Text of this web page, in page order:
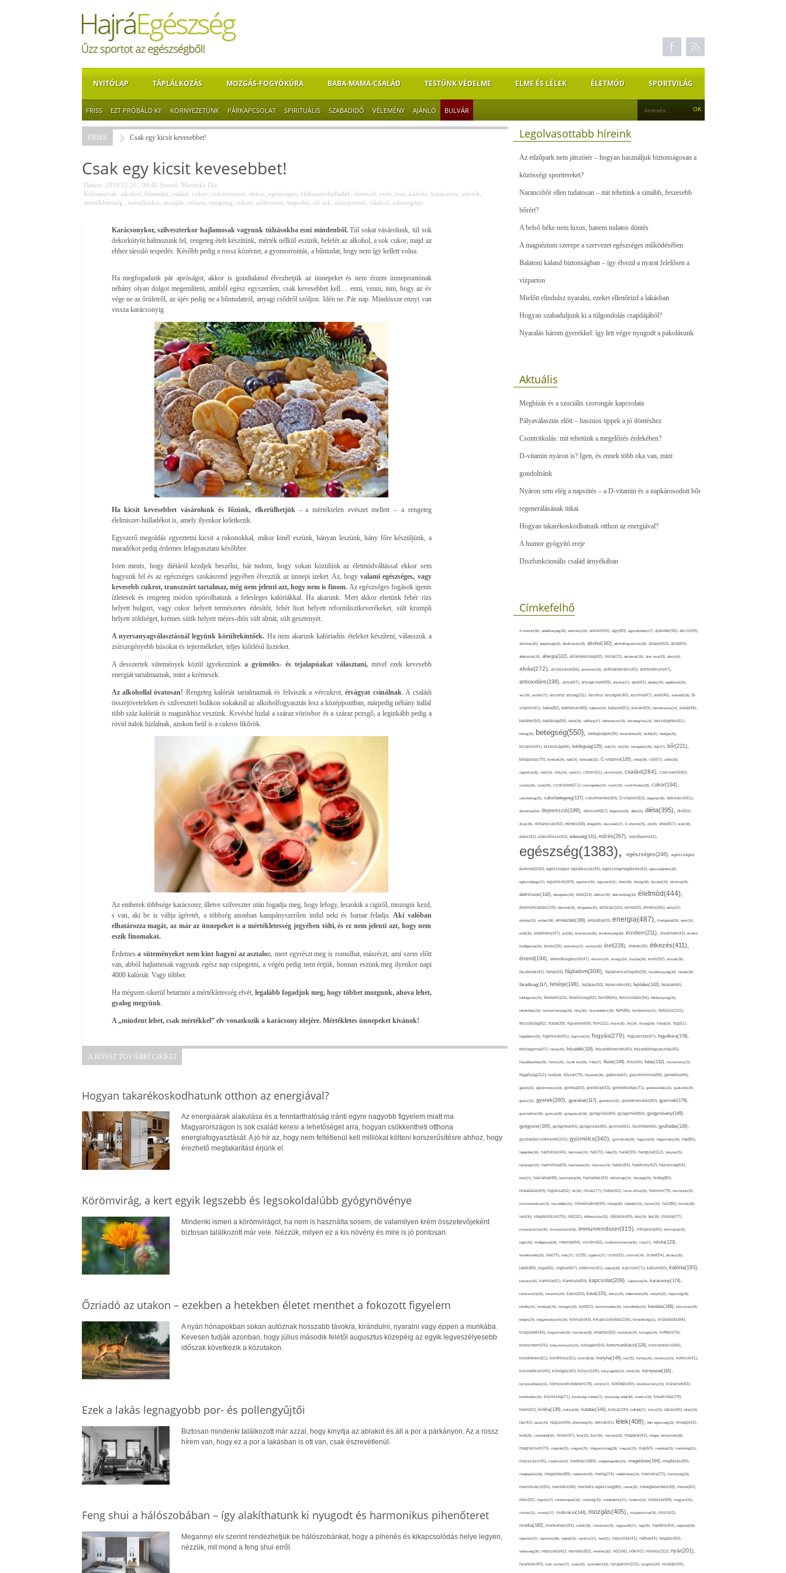
NYITÓLAP TÁPLÁLKOZÁS MOZGÁS-FOGYÓKÚRA BABA-MAMA-CSALÁD TESTÜNK VÉDELME ELME ÉS LÉLEK ÉLETMÓD SPORTVILÁG
FRISS EZT PRÓBÁLD KI! KÖRNYEZETÜNK PÁRKAPCSOLAT SPIRITUÁLIS SZABADIDŐ VÉLEMÉNY AJÁNLÓ BULVÁR
FRISS Csak egy kicsit kevesebbet!
Csak egy kicsit kevesebbet!
Dátum: 2019.12.20., 06:42 Szerző: Martinka Dia
Kulcsszavak: alkohol bűntudat, család cukor, cukormentes, dekor, egészséges, élelmiszerhulladék életmód evés, ivás, kalória karácsony, mérték
mértékletesség.
mértéktelen mozgás, reform rengeteg rokon szilveszter, tespedés, túl sok ünneprontó vásárol zsírszegény
Karácsonykor, szilveszterkor hajlamosak vagyunk túlzásokba esni mindenből.Túl sokat vásárolunk, túl sok
dekorkütyüt halmozunk fel, rengeteg ételt készítünk, mérték nélkül eszünk, belefér az alkohol, a sok cukor, majd az
ehhez társuló tespedés. Később pedig a rossz közérzet, a gyomorrontás, a bűntudat, hogy nem így kellett volna.
Ha megfogadunk pár apróságot, akkor is gondtalanul élvezhetjük az ünnepeket és nem érzem ünneprontónak
néhány olyan dolgot megemlíteni, amiből egész egyszerűen, csak kevesebbet kell… enni, venni, inni, hogy az év
vége ne az őrületről, az újév pedig ne a bűntudatról, anyagi csődről szóljon. Idén ne. Pár nap. Mindössze ennyi van
vissza karácsonyig.
Ha kicsit kevesebbet vásárolunk és főzünk, elkerülhetjük - a mértéktelen evészet mellett – a rengeteg
élelmiszer-hulladékot is, amely ilyenkor keletkezik.
Egyszerű megoldás egyeztetni kicsit a rokonokkal, mikor kinél eszünk, hányan leszünk, hány főre készüljünk, a
maradékot pedig érdemes lefagyasztani későbbre.
Isten ments, hogy diétáról kezdjek beszélni, bár tudom, hogy sokan közülünk az életmódváltással ekkor sem
hagyunk fel és az egészséges szokásrend jegyében élvezzük az ünnepi ízeket. Az, hogyvalami egészséges, vagy
kevesebb cukrot, transzzsírt tartalmaz, még nem jelenti azt, hogy nem is finom. Az egészséges fogások igenis
ízletesek és rengeteg módon spórolhatunk a felesleges kalóriákkal. Ha akarunk. Mert akkor ehetünk fehér rizs
helyett bulgurt, vagy cukor helyett természetes édesítőt, fehér liszt helyett reformlisztkeverékeket, sült krumpli
helyett zöldséget, krémes sütik helyett mézes-diós sült almát, sült gesztenyét.
A nyersanyagválasztásnál legyünk körültekintőek. Ha nem akarunk kalóriadús ételeket készíteni, válasszuk a
zsírszegényebb húsokat és tejtermékeket, teljes kiőrlésű liszteket.
A desszertek sütemények közül igyekezzünka gyümölcs- és tejalapúakat választani, mivel ezek kevesebb
energiát tartalmaznak, mint a krémesek.
Az alkohollal óvatosan! Rengeteg kalóriát tartalmaznak és felviszik a vércukrot, étvágyat csinálnak . A családi
összejöveteleken és szilveszteri bulikon sokaknál az alkoholfogyasztás lesz a középpontban, márpedig néhány itallal
több száz kalóriát is magunkhoz veszünk. Kevésbé hizlal a száraz vörösbor és a száraz pezsgő, a leginkább pedig a
rövid italok hizlalnak, azokon beül is a cukros likőrök.
Az emberek többsége karácsony, illetve szilveszter után fogadja meg, hogy lefogy, leszokik a cigiről, mozogni kezd,
s van, aki be is váltja ígéretét, a többség azonban kampányszerűen indul neki és hamar feladja. Aki valóban
elhatározza magát, az már az ünnepeket is a mértékletesség jegyében tölti, és ez nem jelenti azt, hogy nem
eszik finomakat.
Érdemesa süteményeket nem kint hagyni az asztalon, mert egyrészt meg is romolhat, másrészt, ami szem előtt
van, abból hajlamosak vagyunk egész nap csipegetni, a végén pedig nem értjük, honnan eszünk meg ilyenkor napi
4000 kalóriát. Vagy többet.
Ha mégsem sikerül betartani a mértékletesség elvét, legalább fogadjuk meg, hogy többet mozgunk, ahova lehet,
gyalog megyünk
A „mindent lehet, csak mértékkel” elv vonatkozik a karácsony idejére. Mértékletes ünnepeket kívánok!
A ROVAT TOVÁBBI CIKKEI
Hogyan takarékoskodhatunk otthon az energiával?
Az energiaárak alakulása és a fenntarthatóság iránti egyre nagyobb figyelem miatt ma
Magyarországon is sok család keresi a lehetőséget arra, hogyan csökkentheti otthona
energiafogyasztását. A jó hír az, hogy nem feltétlenül kell milliókat költeni korszerűsítésre ahhoz, hogy
érezhető megtakarítást érjünk el.
Körömvirág, a kert egyik legszebb és legsokoldalúbb gyógynövénye
Mindenki ismeri a körömvirágot, ha nem is használta sosem, de valamilyen krém összetevőjeként
biztosan találkozott már vele. Nézzük, milyen ez a kis növény és mire is jó pontosan.
Őzriadó az utakon – ezekben a hetekben életet menthet a fokozott figyelem
A nyári hónapokban sokan autóznak hosszabb távokra, kirándulni, nyaralni vagy éppen a munkába.
Kevesen tudják azonban, hogy július második felétől augusztus közepéig az egyik legveszélyesebb
időszak következik a közutakon.
Ezek a lakás legnagyobb por- és pollengyűjtői
Biztosan mindenki találkozott már azzal, hogy kinyitja az ablakot és áll a por a párkányon. Az a rossz
hírem van, hogy ez a por a lakásban is ott van, csak észrevétlenül.
Feng shui a hálószobában – így alakíthatunk ki nyugodt és harmonikus pihenőteret
Megannyi elv szerint rendezhetjük be hálószobánkat, hogy a pihenés és kikapcsolódás helye legyen,
nézzük, mit mond a feng shui erről.
Legolvasottabb híreink
Az edzőpark nem játszótér – hogyan használjuk biztonságosan a
közösségi sporttereket?
Narancsbőr ellen tudatosan – mit tehetünk a simább, feszesebb
bőrért?
A belső béke nem luxus, hanem tudatos döntés
A magnézium szerepe a szervezet egészséges működésében
Balatoni kaland biztonságban – így élvezd a nyarat felelősen a
vízparton
Mielőtt elindulsz nyaralni, ezeket ellenőrizd a lakásban
Hogyan szabaduljunk ki a túlgondolás csapdájából?
Nyaralás három gyerekkel: így lett végre nyugodt a pakolásunk
Aktuális
Meghízás és a szociális szorongás kapcsolata
Pályaválasztás előtt – hasznos tippek a jó döntéshez
Csontritkulás: mit tehetünk a megelőzés érdekében?
D-vitamin nyáron is? Igen, és ennek több oka van, mint
gondolnánk
Nyáron sem elég a napsütés – a D-vitamin és a napkárosodott bőr
regenerálásának titkai
Hogyan takarékoskodhatunk otthon az energiával?
A humor gyógyító ereje
Diszfunkcionális család árnyékában
Címkefelhő
A-vitamin(36), adalékanyag(28), adomány(26), advent(40), agy(80), agyműködés(27), ajándék(95), akció(39),
aktivitás(30), alapanyag(30), alkalmazás(28), alkohol(182), alkoholfogyasztás(36), állapot(43), állat(54),
állattartás(33), allergia(122), állóképesség(42), Alma(72), almaecet(26), aloe vera(33), álom(34),
alvás(272), alvászavar(66), aminosav(33), antibakteriális(42), antibiotikum(47),
antioxidáns(198), anya(67), anyagcsere(99), anyuka(27), apa(42), ápolás(29), applikáció(26),
arc(29), arcbőr(27), ásványi anyag(111), ásványi anyagok(40), asztma(47), autó(46), avokádó(36), B-
vitamin(41), baba(82), baktérium(89), balaton(34), baleset(51), banán(53), bántalmazás(24), barát(48),
barátok(50), barátság(58), béke(29), bélflóra(37), bélrendszer(33), bemelegítés(24), beszélgetés(61),
beteg(34), betegség(550), betegségek(39), bevásárlás(28), bicikli(25), biológia(25),
bizalom(41), biztonság(66), boldogság(125), bolt(31), bor(36), borogatás(28), böjt(27), bőr(221),
bőrápolás(70), brokkoli(29), buli(24), bűntudat(32), C-vitamin(120), cékla(28), cél(57), célok(30),
cigaretta(38), cikk(24), Cink(24), cipő(37), citrom(61), citromfű(26), család(284), csecsemő(45),
csípés(26), csoki(35), csokoládé(71), csomagolás(24), csont(33), csontritkulás(36), cukor(194),
cukorbeteg(25), cukorbetegség(137), cukormentes(69), D-vitamin(53), daganat(36), dekoráció(41),
demencia(34), depresszió(199), desszert(67), diagnózis(28), diák(24), diéta(395), dió(50),
divat(38), dohányzás(92), döntés(58), drága(26), duzzanat(27), E-vitamin(25), eb(26), ebéd(57), ecet(38),
édes(42), édesítőszer(43), édesség(141), edzés(267), edzőterem(42),
egészség(1383), egészséges(246), egészséges
életmód(100), egészséges táplálkozás(45), egészségmegőrzés(43), egészségtelen(32),
egészségügy(27), egyensúly(63), egyetem(30), egyszerű(31), éhes(30), éhség(38), éjszaka(33), ekcéma(26),
élelmiszer(142), elengedés(29), élet(114), életkor(30), életminőség(30), életmód(444),
életmódváltás(109), életvitel(28), elfogadás(30), elhízás(110), elme(93), élmény(55), előny(37),
elvárás(32), ember(38), emésztés(166), empátia(43), energia(487), Energiaital(29), eper(30),
erdő(36), eredmény(47), erő(36), érrendszer(36), érzékenység(36), érzelem(211), érzelmek(42), érzelmi
intelligencia(28), érzés(39), esemény(27), eszköz(28), étel(228), ételek(39), étkezés(411),
étrend(194), étrendkiegészítő(47), étterem(24), étvágy(34), Európa(28), evés(92), évszak(28),
facebook(42), fahéj(43), fájdalom(308), fájdalomcsillapító(39), fáradékonyság(30), fáradt(28),
fáradtság(117), fehérje(198), fejfájás(93), fejlesztés(44), fejlődés(142), feladat(46),
feldolgozás(24), félelem(115), felelősség(62), felnőtt(66), felszívódás(56), féltékenység(26),
feltöltődés(29), fenntarthatóság(29), fény(36), fényvédelem(28), férfi(86), fertőtlenítés(31), fertőzés(101),
feszültség(82), fiatal(39), figyelem(69), film(111), finom(26), fitt(34), fittség(34), fizikai(25), fog(51),
fogadalom(25), fogmosás(41), fogorvos(24), fogyás(279), fogyasztás(67), fogyókúra(178),
fokhagyma(47), folsav(25), folyadék(119), folyadékbevitel(40), folyadékfogyasztás(45),
folyadékpótlás(29), fontos(25), forralt bor(26), Föld(27), főzés(149), friss(44), futás(132), futóverseny(32),
függőség(112), fürdő(26), fűszer(79), fűszerek(28), gabona(42), gasztronómia(58), genetika(45),
glutén(32), gluténmentes(34), gomba(53), gondolat(43), gondolkodás(71), gondoskodás(33), gyakorlat(29),
gyász(31), gyerek(260), gyerekek(117), gyerekkor(32), gyereknevelés(83), gyermek(179),
gyermekkor(36), gyertya(28), gyógyászat(36), gyógyítás(69), gyógymód(50), gyógynövény(149),
gyógyszer(165), gyógytea(40), gyógyulás(85), gyomor(62), Gyömbér(66), gyulladás(126),
gyulladáscsökkentő(102), gyümölcs(340), gyümölcslé(28), hagyma(28), hagyomány(36), haj(85),
hajápolás(36), hajhullás(44), hajmosás(24), hal(70), hála(25), halál(39), hangulat(112), hányás(25),
hányinger(25), harmónia(69), hasmenés(35), hasznos(24), hatás(84), hatékony(52), házasság(64),
házi(27), háziállat(48), házimunka(28), háztartás(43), hétköznap(24), hétvége(25), hideg(80),
hidratálás(69), higiénia(52), hit(26), hízás(77), hobbi(62), home office(26), hormon(79), hormonok(25),
hormonrendszer(24), hozzáállás(31), hőmérséklet(44), hőség(36), hulladék(33), humor(24), hús(86), húsvét(36),
hűtő(30), idegrendszer(75), idő(111), időbeosztás(32), időjárás(69), idős(24), illat(30), illóolaj(77),
immunerősítés(30), immunerősítő(36), immunrendszer(315), influenza(45), információ(33),
inger(29), intelligencia(28), internet(64), inzulin(42), inzulinrezisztencia(35), írás(27), iskola(123),
iskolakezdés(25), ital(75), ivás(27), íz(39), izgalom(27), izom(91), izomzat(24), ízület(54), járvány(35),
játék(89), jóga(56), Joghurt(67), jótékony(41), kaland(28), kalcium(71), kálium(50), kalória(193),
kamasz(30), kamilla(41), Kánikula(59), kapcsolat(209), káposzta(24), karácsony(174),
karácsonyfa(25), karantén(34), káros(53), kávé(125), keksz(29), kellemetlen(29), kenyér(32), képesség(28),
kérdés(31), kerékpár(25), keringés(26), kert(52), kertészkedés(26), készülődés(24), kezelés(166), kézmosás(28),
kiégés(25), kiegyensúlyozott(26), kihívás(43), kikapcsolódás(106), kimerültség(31), kirándulás(84),
kisgyerek(45), kisgyermek(34), kismama(38), kitartás(50), kockázat(34), kocogás(24), koffein(76),
koleszterin(76), koleszterinszint(24), kollagén(54), kommunikáció(124), koncentráció(94),
konditerem(51), konfliktus(52), kontroll(28), konyha(149), kór(25), kórház(29), kórokozó(24), kortizol(41),
kozmetikum(40), köhögés(40), könyv(106), könyvajánló(24), köret(30), környezet(116),
környezetbarát(31), környezetvédelem(78), köröm(27), kötődés(49), következmény(33), közérzet(43),
közlekedés(26), közösség(71), közösségi média(27), közösségi oldal(38), kreatív(34), kreativitás(79),
krém(62), kritika(139), kultúra(36), kutatás(144), kutya(100), külföld(27), kütyü(33), lakás(65), látás(34),
láz(42), lazac(24), légzés(49), lehetőség(25), lekvár(41), lélek(408), lelki egészség(33), levegő(42),
levél(28), Levendula(32), leves(47), lista(32), liszt(36), macska(33), magány(42), magas vérnyomás(28),
magnézium(70), magvak(25), magyar(25), Magyarország(28), magzat(25), máj(60), mandula(33), marketing(31),
masszázs(45), medence(24), meditáció(89), megbetegedés(24), megelőzés(164), megfázás(89),
meglepetés(28), megoldás(89), melatonin(29), meleg(74), mellékhatás(24), memória(72), mennyiség(26),
menstruáció(50), mentális(48), mentális egészség(86), menü(28), méregtelenítés(48), mese(40),
méz(92), migrén(27), mindennapok(34), minőség(33), mobiltelefon(27), modern(24), módszer(68), mogyoró(31),
mosás(31), mosoly(27), motiváció(144), mozgás(405), mozgásforma(25), mozi(42),
munka(182), munkahely(92), műtét(38), művészet(29), nagyszülő(27), nap(35), napfény(54), napirend(35),
napozás(37), napsütés(38), naptej(32), narancs(27), nasi(31), nassolás(41), nátha(44), negatív(50),
nehézség(36), népszerű(42), nevelés(83), nevetés(30), nő(106), nők(42), növény(112), nyár(201),
nyaralás(90), nyári szünet(27), nyelv(26), nyomelem(33), nyugalom(102), nyugtató(29), nyújtás(45),